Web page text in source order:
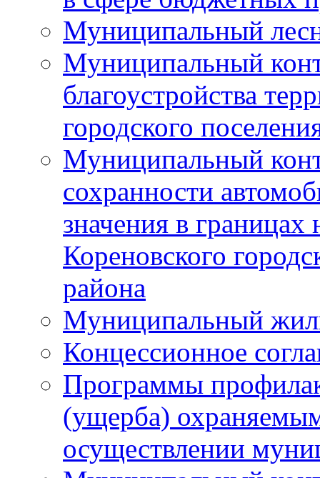
Муниципальный
Муниципальный
благоустройства
городского
Муниципальный
сохранности
значения в
Кореновского
района
Муниципальный
Концессионное
Программы
(ущерба)
осуществлении